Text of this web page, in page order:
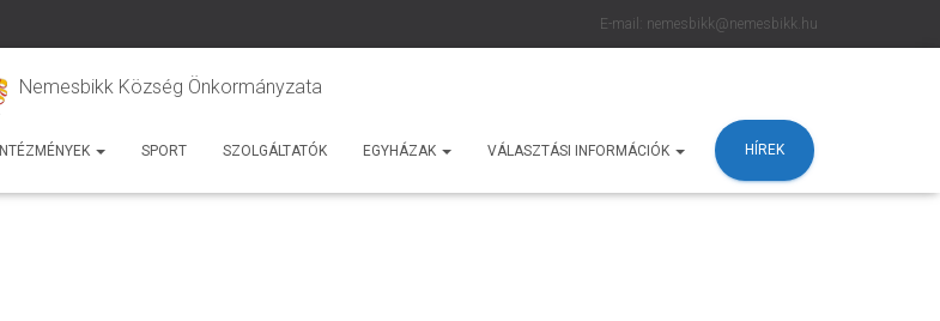
E-mail: nemesbikk@nemesbikk.hu
Nemesbikk Község Önkormányzata
INTÉZMÉNYEK SPORT SZOLGÁLTATÓK EGYHÁZAK VÁLASZTÁSI INFORMÁCIÓK HÍREK